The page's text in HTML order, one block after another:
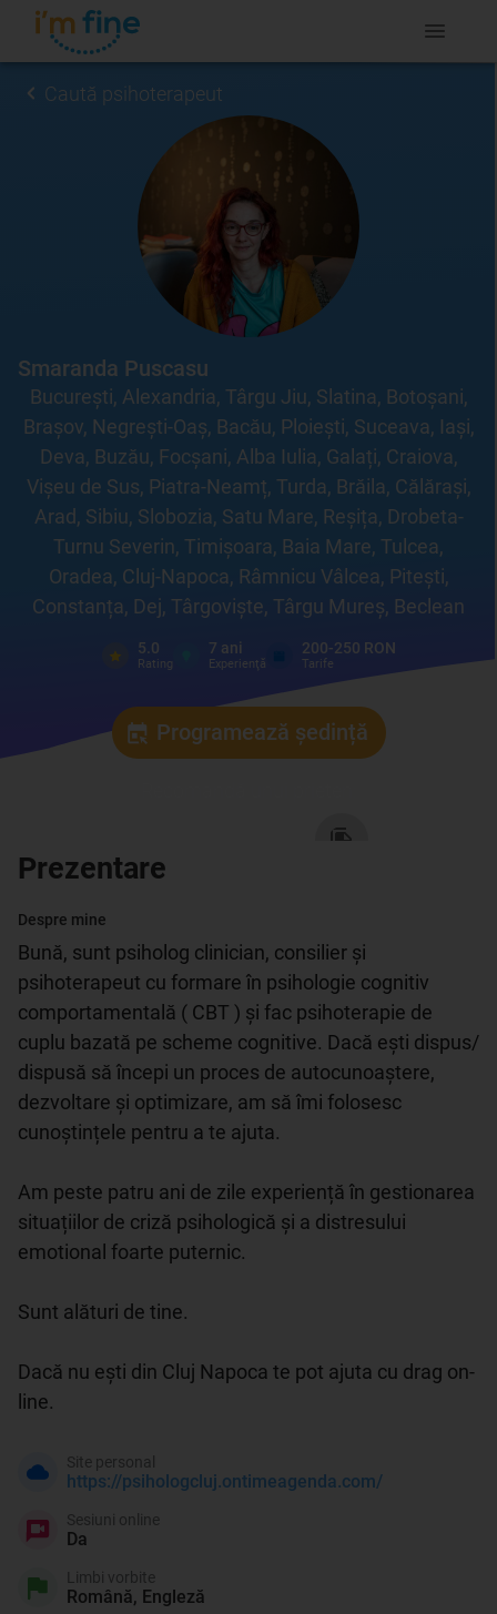
Caută psihoterapeut
Smaranda Puscasu
București, Alexandria, Târgu Jiu, Slatina, Botoșani,
Brașov, Negrești-Oaș, Bacău, Ploiești, Suceava, Iași,
Deva, Buzău, Focșani, Alba Iulia, Galați, Craiova,
Vișeu de Sus, Piatra-Neamț, Turda, Brăila, Călărași,
Arad, Sibiu, Slobozia, Satu Mare, Reșița, Drobeta-
Turnu Severin, Timișoara, Baia Mare, Tulcea,
Oradea, Cluj-Napoca, Râmnicu Vâlcea, Pitești,
Constanța, Dej, Târgoviște, Târgu Mureș, Beclean
5.0
Rating
7 ani
Experienţă
200-250 RON
Tarife
Programează ședință
Prezentare
Despre mine
Bună, sunt psiholog clinician, consilier și
psihoterapeut cu formare în psihologie cognitiv
comportamentală ( CBT ) și fac psihoterapie de
cuplu bazată pe scheme cognitive. Dacă ești dispus/
dispusă să începi un proces de autocunoaștere,
dezvoltare și optimizare, am să îmi folosesc
cunoștințele pentru a te ajuta.
Am peste patru ani de zile experiență în gestionarea
situațiilor de criză psihologică și a distresului
emotional foarte puternic.
Sunt alături de tine.
Dacă nu ești din Cluj Napoca te pot ajuta cu drag on-
line.
https://psihologcluj.ontimeagenda.com/
Site personal
Da
Sesiuni online
Română, Engleză
Limbi vorbite